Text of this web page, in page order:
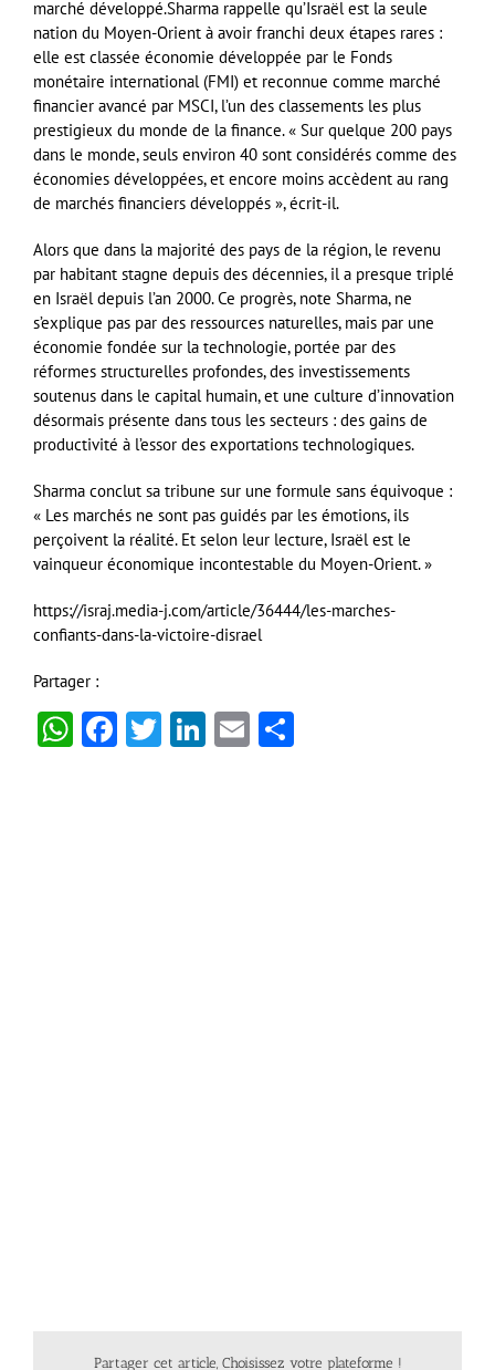
marché développé.Sharma rappelle qu’Israël est la seule
nation du Moyen-Orient à avoir franchi deux étapes rares :
elle est classée économie développée par le Fonds
monétaire international (FMI) et reconnue comme marché
financier avancé par MSCI, l’un des classements les plus
prestigieux du monde de la finance. « Sur quelque 200 pays
dans le monde, seuls environ 40 sont considérés comme des
économies développées, et encore moins accèdent au rang
de marchés financiers développés », écrit-il.
Alors que dans la majorité des pays de la région, le revenu
par habitant stagne depuis des décennies, il a presque triplé
en Israël depuis l’an 2000. Ce progrès, note Sharma, ne
s’explique pas par des ressources naturelles, mais par une
économie fondée sur la technologie, portée par des
réformes structurelles profondes, des investissements
soutenus dans le capital humain, et une culture d’innovation
désormais présente dans tous les secteurs : des gains de
productivité à l’essor des exportations technologiques.
Sharma conclut sa tribune sur une formule sans équivoque :
« Les marchés ne sont pas guidés par les émotions, ils
perçoivent la réalité. Et selon leur lecture, Israël est le
vainqueur économique incontestable du Moyen-Orient. »
https://israj.media-j.com/article/36444/les-marches-
confiants-dans-la-victoire-disrael
Partager :
WhatsApp
Facebook
Twitter
LinkedIn
Email
Partager cet article, Choisissez votre plateforme !